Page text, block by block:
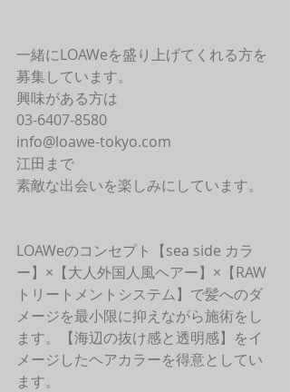
一緒にLOAWeを盛り上げてくれる方を
募集しています。
興味がある方は
03-6407-8580
info@loawe-tokyo.com
江田まで
素敵な出会いを楽しみにしています。
LOAWeのコンセプト【sea side カラ
ー】×【大人外国人風ヘアー】×【RAW
トリートメントシステム】で髪へのダ
メージを最小限に抑えながら施術をし
ます。【海辺の抜け感と透明感】をイ
メージしたヘアカラーを得意としてい
ます。